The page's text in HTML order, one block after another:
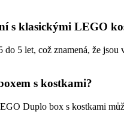
s klasickými LEGO
5 let, což znamená, že
s kostkami?
Duplo box s kostkami